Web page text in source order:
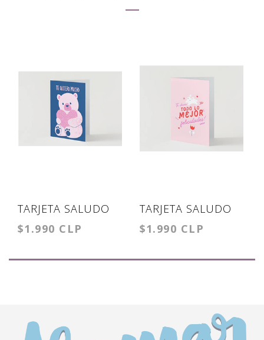
TARJETA SALUDO
TE QUIERO
$1.990 CLP
TARJETA SALUDO
TE DESEO LO
$1.990 CLP